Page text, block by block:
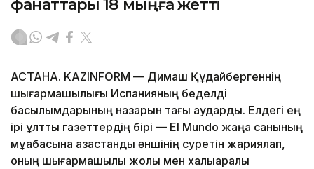
фанаттары 18 мыңға жетті
АСТАНА. KAZINFORM — Димаш Құдайбергеннің
шығармашылығы Испанияның беделді
басылымдарының назарын тағы аударды. Елдегі ең
ірі ұлттық газеттердің бірі — El Mundo жаңа санының
мұқабасына қазақстандық әншінің суретін жариялап,
оның шығармашылық жолы мен халықаралық